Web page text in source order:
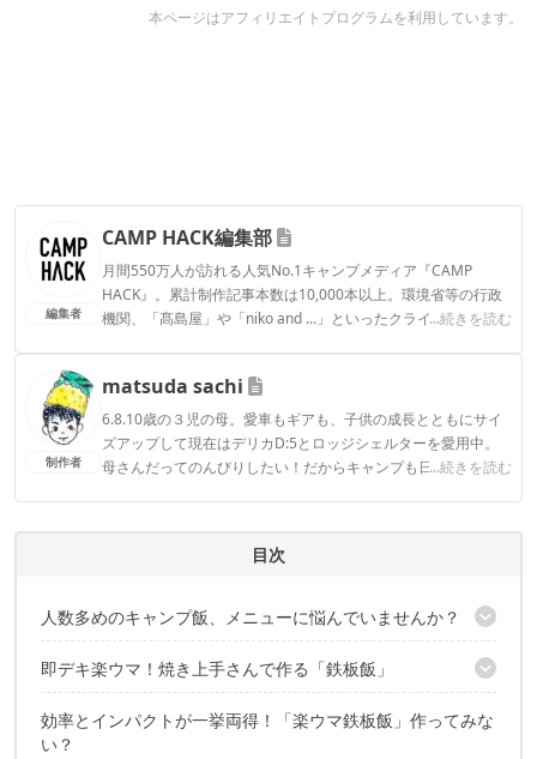
本ページはアフィリエイトプログラムを利用しています。
編集者
CAMP HACK編集部
月間550万人が訪れる人気No.1キャンプメディア『CAMP
HACK』。累計制作記事本数は10,000本以上。環境省等の行政
機関、「髙島屋」や「niko and ...」といったクライアントとの
...続きを読む
CAMP HACK編集部のプロフィール
制作者
matsuda sachi
6.8.10歳の３児の母。愛車もギアも、子供の成長とともにサイ
ズアップして現在はデリカD:5とロッジシェルターを愛用中。
母さんだってのんびりしたい！だからキャンプも日常も効率超
...続きを読む
matsuda sachiのプロフィール
目次
人数多めのキャンプ飯、メニューに悩んでいませんか？
そんなときは「焼き上手さん」に任せちゃおう！
即デキ楽ウマ！焼き上手さんで作る「鉄板飯」
肉！野菜！ご飯！キャンプでも栄養満点の「ビビンパ」
鉄板を舞台に豪華共演！ガッツリ食べたい人にオススメの「わん
効率とインパクトが一挙両得！「楽ウマ鉄板飯」作ってみな
い？